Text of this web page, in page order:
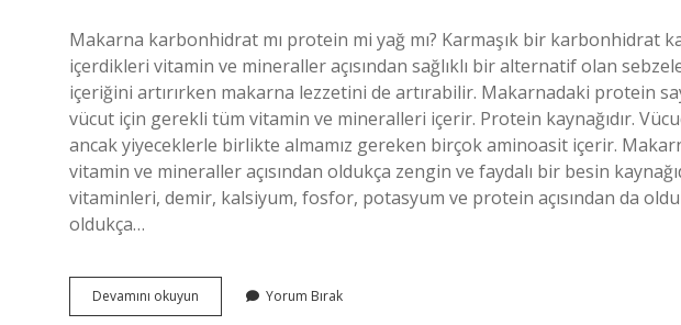
Makarna karbonhidrat mı protein mi yağ mı? Karmaşık bir karbonhidrat
içerdikleri vitamin ve mineraller açısından sağlıklı bir alternatif olan
içeriğini artırırken makarna lezzetini de artırabilir. Makarnadaki protein
vücut için gerekli tüm vitamin ve mineralleri içerir. Protein kaynağıdır.
ancak yiyeceklerle birlikte almamız gereken birçok aminoasit içerir.
vitamin ve mineraller açısından oldukça zengin ve faydalı bir besin
vitaminleri, demir, kalsiyum, fosfor, potasyum ve protein açısından da
oldukça…
Devamını okuyun Makarna
Karbonhidrat
Yorum Bırak